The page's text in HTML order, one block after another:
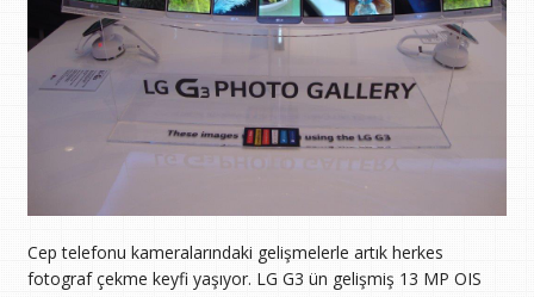
Cep telefonu kameralarındaki gelişmelerle artık herkes
fotograf çekme keyfi yaşıyor. LG G3 ün gelişmiş 13 MP OIS